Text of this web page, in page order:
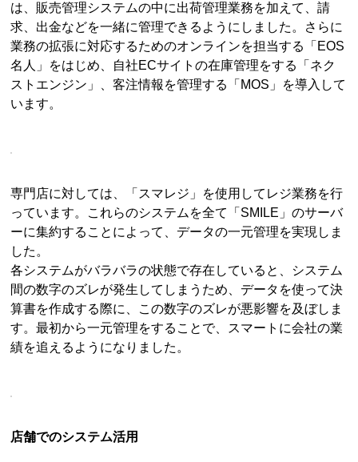
は、販売管理システムの中に出荷管理業務を加えて、請
求、出金などを一緒に管理できるようにしました。さらに
業務の拡張に対応するためのオンラインを担当する「EOS
名人」をはじめ、自社ECサイトの在庫管理をする「ネク
ストエンジン」、客注情報を管理する「MOS」を導入して
います。
専門店に対しては、「スマレジ」を使用してレジ業務を行
っています。これらのシステムを全て「SMILE」のサーバ
ーに集約することによって、データの一元管理を実現しま
した。
各システムがバラバラの状態で存在していると、システム
間の数字のズレが発生してしまうため、データを使って決
算書を作成する際に、この数字のズレが悪影響を及ぼしま
す。最初から一元管理をすることで、スマートに会社の業
績を追えるようになりました。
店舗でのシステム活用